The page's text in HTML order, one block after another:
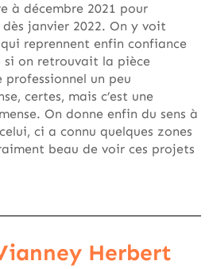
à décembre 2021 pour
janvier 2022. On y voit
reprennent enfin confiance
si on retrouvait la pièce
professionnel un peu
certes, mais c’est une
On donne enfin du sens à
ci a connu quelques zones
beau de voir ces projets
Herbert